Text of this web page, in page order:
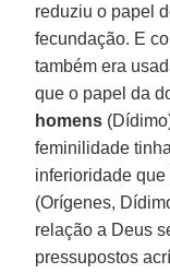
reduziu o papel
fecundação. E
também era
que o papel da
homens
feminilidade
inferioridade
(Orígenes,
relação a Deus
pressupostos